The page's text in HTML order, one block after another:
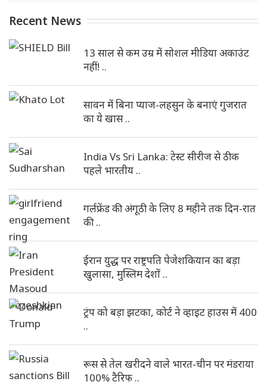
Recent News
13 साल से कम उम्र में सोशल मीडिया अकाउंट
नहीं! ..
सावन में बिना प्याज-लहसुन के बनाएं गुजरात
का ये खास ..
India Vs Sri Lanka: टेस्ट सीरीज से ठीक
पहले भारतीय ..
गर्लफ्रेंड की अंगूठी के लिए 8 महीने तक दिन-रात
की ..
ईरान युद्ध पर राष्ट्रपति पेजेशकियान का बड़ा
खुलासा, मुस्लिम देशों ..
ट्रंप को बड़ा झटका, कोर्ट ने व्हाइट हाउस में 400
..
रूस से तेल खरीदने वाले भारत-चीन पर मंडराया
100% टैरिफ ..